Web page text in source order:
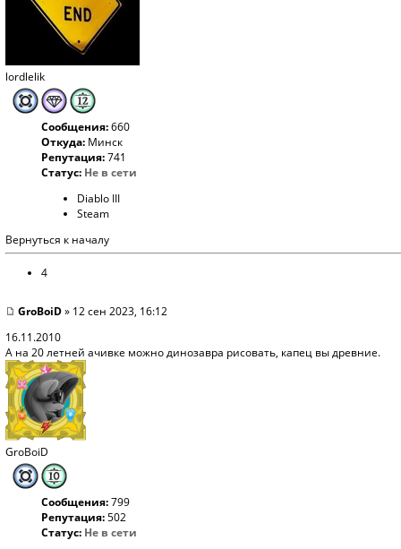
lordlelik
Сообщения:660
Откуда: Минск
Репутация:741
Статус: Не в сети
Diablo III
Steam
Вернуться к началу
4
GroBoiD» 12 сен 2023, 16:12
16.11.2010
А на 20 летней ачивке можно динозавра рисовать, капец вы древние.
GroBoiD
Сообщения:799
Репутация:502
Статус: Не в сети